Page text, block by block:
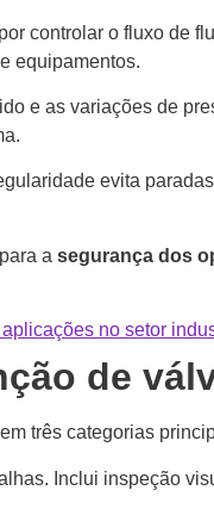
controlar o fluxo de
equipamentos.
e as variações de
evita
a segurança dos
no setor
de
três categorias
Inclui inspeção